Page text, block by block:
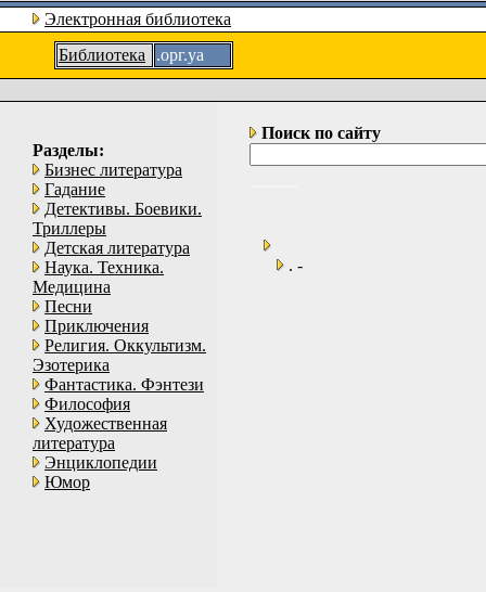
Электронная библиотека
Библиотека
.орг.уа
Разделы:
Бизнес литература
Гадание
Детективы. Боевики.
Триллеры
Детская литература
Наука. Техника.
Медицина
Песни
Приключения
Религия. Оккультизм.
Эзотерика
Фантастика. Фэнтези
Философия
Художественная
литература
Энциклопедии
Юмор
Поиск по сайту
. -